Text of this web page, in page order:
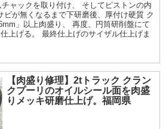
ャックを取り付け、 そしてピストンの内
ビが無くなるまで下研磨後、厚付け硬質 ク
」以上肉盛り、 再度、円筒研削盤にて
上げる。 最終仕上げのサイザル仕上げま
【肉盛り修理】2tトラック クラン
クプーリのオイルシール面を肉盛
りメッキ研磨仕上げ。福岡県